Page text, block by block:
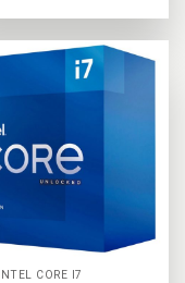
CORE I7